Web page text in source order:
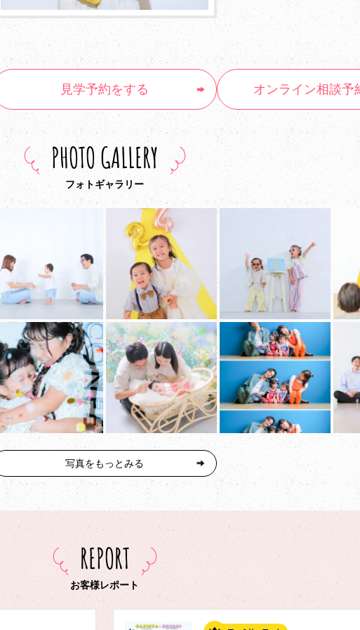
見学予約をする オンライン相談予
PHOTO GALLERY
フォトギャラリー
写真をもっとみる
REPORT
お客様レポート